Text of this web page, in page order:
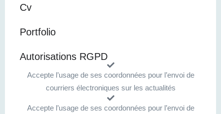
Cv
Portfolio
Autorisations RGPD
Accepte l’usage de ses coordonnées pour l’envoi de
courriers électroniques sur les actualités
Accepte l’usage de ses coordonnées pour l’envoi de